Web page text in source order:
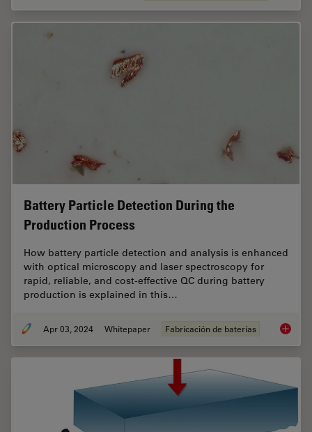
Battery Particle Detection During the
Production Process
How battery particle detection and analysis is enhanced
with optical microscopy and laser spectroscopy for
rapid, reliable, and cost-effective QC during battery
production is explained in this…
Apr 03, 2024 Whitepaper Fabricación de baterías Battery